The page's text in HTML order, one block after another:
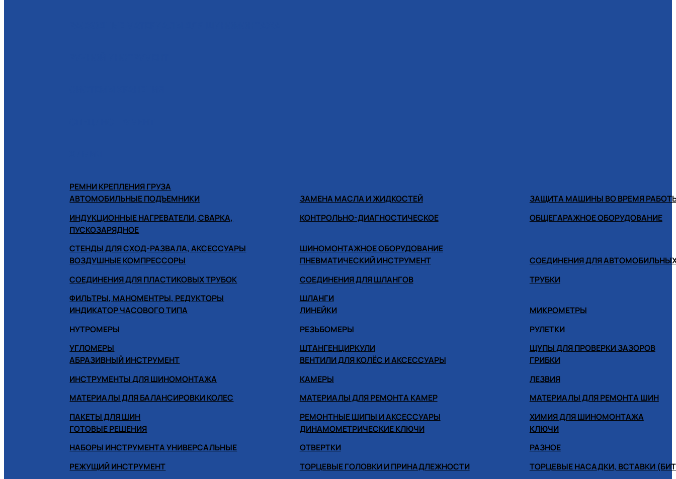
РЕМНИ КРЕПЛЕНИЯ ГРУЗА
АВТОМОБИЛЬНЫЕ ПОДЪЕМНИКИ
ЗАМЕНА МАСЛА И ЖИДКОСТЕЙ
ЗАЩИТА МАШИНЫ ВО ВРЕМЯ
ИНДУКЦИОННЫЕ НАГРЕВАТЕЛИ, СВАРКА,
ПУСКОЗАРЯДНОЕ
КОНТРОЛЬНО-ДИАГНОСТИЧЕСКОЕ ОБЩЕГАРАЖНОЕ ОБОРУДОВАНИЕ
СТЕНДЫ ДЛЯ СХОД-РАЗВАЛА, АКСЕССУАРЫ
ШИНОМОНТАЖНОЕ ОБОРУДОВАНИЕ
ВОЗДУШНЫЕ КОМПРЕССОРЫ
ПНЕВМАТИЧЕСКИЙ ИНСТРУМЕНТ
СОЕДИНЕНИЯ ДЛЯ
СОЕДИНЕНИЯ ДЛЯ ПЛАСТИКОВЫХ ТРУБОК
СОЕДИНЕНИЯ ДЛЯ ШЛАНГОВ
ТРУБКИ
ФИЛЬТРЫ, МАНОМЕНТРЫ, РЕДУКТОРЫ
ШЛАНГИ
ИНДИКАТОР ЧАСОВОГО ТИПА
ЛИНЕЙКИ
МИКРОМЕТРЫ
НУТРОМЕРЫ
РЕЗЬБОМЕРЫ
РУЛЕТКИ
УГЛОМЕРЫ
ШТАНГЕНЦИРКУЛИ
ЩУПЫ ДЛЯ ПРОВЕРКИ ЗАЗОРОВ
АБРАЗИВНЫЙ ИНСТРУМЕНТ
ВЕНТИЛИ ДЛЯ КОЛЁС И АКСЕССУАРЫ
ГРИБКИ
ИНСТРУМЕНТЫ ДЛЯ ШИНОМОНТАЖА
КАМЕРЫ
ЛЕЗВИЯ
МАТЕРИАЛЫ ДЛЯ БАЛАНСИРОВКИ КОЛЕС
МАТЕРИАЛЫ ДЛЯ РЕМОНТА КАМЕР
МАТЕРИАЛЫ ДЛЯ РЕМОНТА ШИН
ПАКЕТЫ ДЛЯ ШИН
РЕМОНТНЫЕ ШИПЫ И АКСЕССУАРЫ
ХИМИЯ ДЛЯ ШИНОМОНТАЖА
ГОТОВЫЕ РЕШЕНИЯ
ДИНАМОМЕТРИЧЕСКИЕ КЛЮЧИ
КЛЮЧИ
НАБОРЫ ИНСТРУМЕНТА УНИВЕРСАЛЬНЫЕ
ОТВЕРТКИ
РАЗНОЕ
РЕЖУЩИЙ ИНСТРУМЕНТ
ТОРЦЕВЫЕ ГОЛОВКИ И ПРИНАДЛЕЖНОСТИ
ТОРЦЕВЫЕ НАСАДКИ, ВСТАВКИ